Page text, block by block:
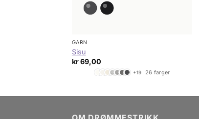
GARN
Sisu
kr69,00
+19 26 farger